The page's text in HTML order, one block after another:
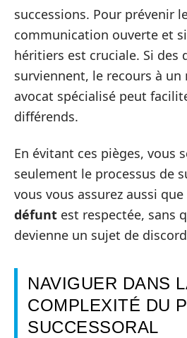
successions. Pour prévenir
communication ouverte et
héritiers est cruciale. Si des
surviennent, le recours à
avocat spécialisé peut
différends.
En évitant ces pièges, vous
seulement le processus de
vous vous assurez aussi
défunt est respectée, sans
devienne un sujet de
NAVIGUER DANS
COMPLEXITÉ DU
SUCCESSORAL